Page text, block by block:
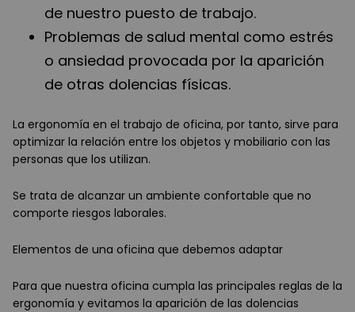
de nuestro puesto de trabajo.
Problemas de salud mental como estrés
o ansiedad provocada por la aparición
de otras dolencias físicas.
La ergonomía en el trabajo de oficina, por tanto, sirve para
optimizar la relación entre los objetos y mobiliario con las
personas que los utilizan.
Se trata de alcanzar un ambiente confortable que no
comporte riesgos laborales.
Elementos de una oficina que debemos adaptar
Para que nuestra oficina cumpla las principales reglas de la
ergonomía y evitamos la aparición de las dolencias